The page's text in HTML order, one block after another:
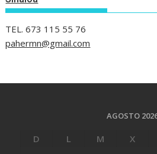
TEL. 673 115 55 76
pahermn@gmail.com
AGOSTO
D L M X